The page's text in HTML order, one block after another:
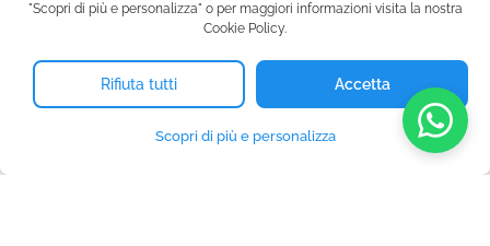
"Scopri di più e personalizza" o per maggiori informazioni visita la nostra
Cookie Policy.
Rifiuta tutti Accetta
Scopri di più e personalizza
© Wetacoo SRL - P.IVA 15991751007